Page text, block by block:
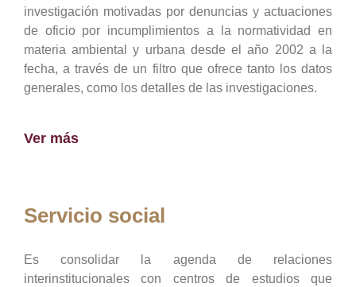
investigación motivadas por denuncias y actuaciones
de oficio por incumplimientos a la normatividad en
materia ambiental y urbana desde el año 2002 a la
fecha, a través de un filtro que ofrece tanto los datos
generales, como los detalles de las investigaciones.
Ver más
Servicio social
Es consolidar la agenda de relaciones
interinstitucionales con centros de estudios que